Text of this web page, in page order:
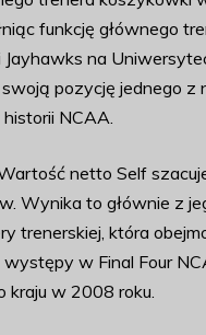
funkcję głównego
na
pozycję jednego z
NCAA.
netto Self
Wynika to głównie z
trenerskiej, która
w Final Four
kraju w 2008 roku.